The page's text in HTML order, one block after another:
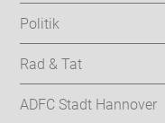
Politik
Rad & Tat
ADFC Stadt Hannover